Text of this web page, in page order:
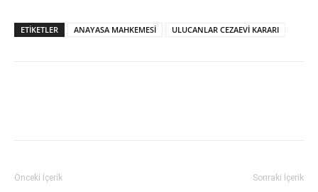
ETİKETLER ANAYASA MAHKEMESİ ULUCANLAR CEZAEVİ KARARI
Önceki İçerik Sonraki İçerik